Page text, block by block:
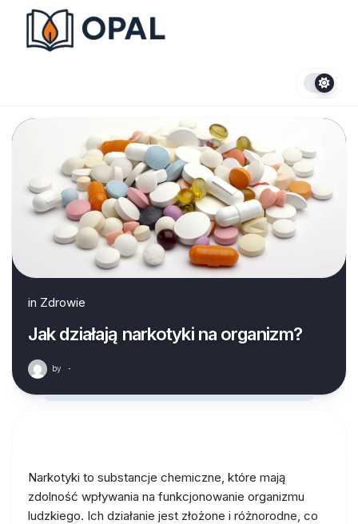
content
in Zdrowie
Jak działają narkotyki na organizm?
by ·
Narkotyki to substancje chemiczne, które mają
zdolność wpływania na funkcjonowanie organizmu
ludzkiego. Ich działanie jest złożone i różnorodne, co